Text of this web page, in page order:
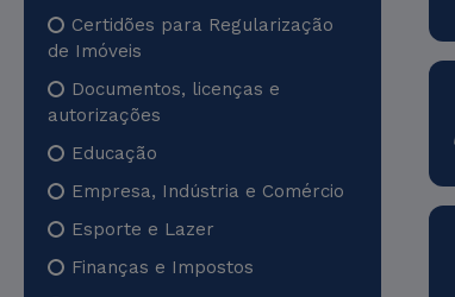
Certidões para Regularização
de Imóveis
Documentos, licenças e
autorizações
Educação
Empresa, Indústria e Comércio
Esporte e Lazer
Finanças e Impostos